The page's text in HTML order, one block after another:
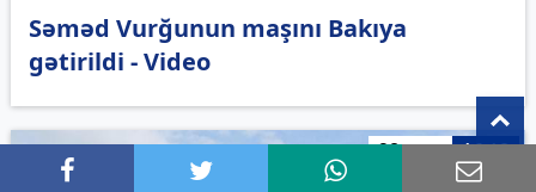
Səməd Vurğunun maşını Bakıya
gətirildi - Video
28 may 16:18